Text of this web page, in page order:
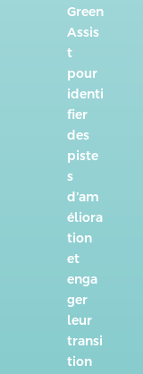
Green
Assis
t
pour
identi
fier
des
piste
s
d’am
éliora
tion
et
enga
ger
leur
transi
tion